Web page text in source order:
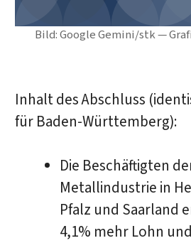
Bild: Google Gemini/stk —
Inhalt des Abschluss
für Baden-Württemberg):
Die Beschäftigten
Metallindustrie in
Pfalz und Saarland
4,1% mehr Lohn